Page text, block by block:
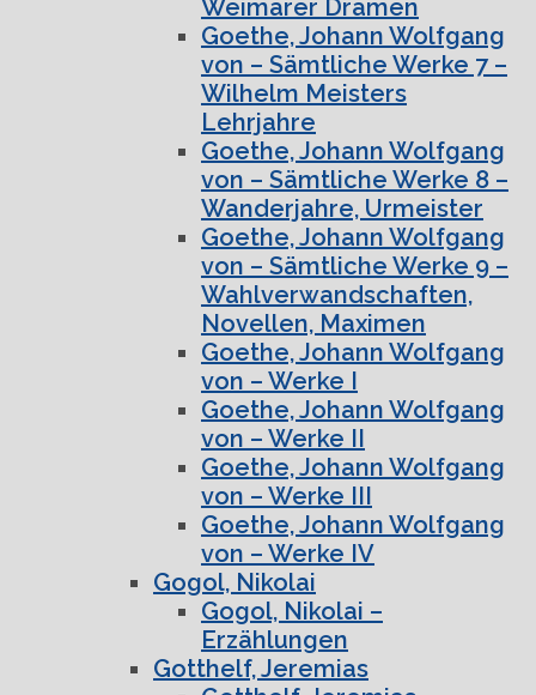
Weimarer Dramen
Goethe, Johann Wolfgang
von – Sämtliche Werke 7 –
Wilhelm Meisters
Lehrjahre
Goethe, Johann Wolfgang
von – Sämtliche Werke 8 –
Wanderjahre, Urmeister
Goethe, Johann Wolfgang
von – Sämtliche Werke 9 –
Wahlverwandschaften,
Novellen, Maximen
Goethe, Johann Wolfgang
von – Werke I
Goethe, Johann Wolfgang
von – Werke II
Goethe, Johann Wolfgang
von – Werke III
Goethe, Johann Wolfgang
von – Werke IV
Gogol, Nikolai
Gogol, Nikolai –
Erzählungen
Gotthelf, Jeremias